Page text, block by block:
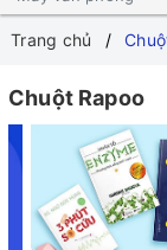
Trang chủ
Chuột Rapoo